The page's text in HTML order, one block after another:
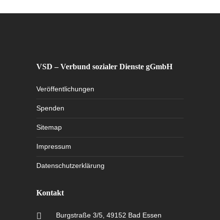
VSD – Verbund sozialer Dienste gGmbH
Veröffentlichungen
Spenden
Sitemap
Impressum
Datenschutzerklärung
Kontakt
Burgstraße 3/5, 49152 Bad Essen